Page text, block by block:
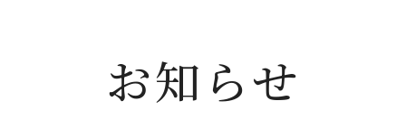
お知らせ